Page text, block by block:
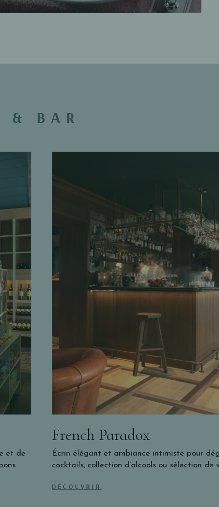
& BAR
et de
French Paradox
Écrin élégant et ambiance intimiste pour
cocktails, collection d’alcools ou sélection de
DÉCOUVRIR